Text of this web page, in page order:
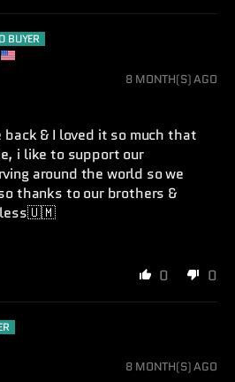
8 MONTH(S) AGO
& I loved it so much that
i like to support our
around the world so we
thanks to our brothers &
0 0
8 MONTH(S) AGO